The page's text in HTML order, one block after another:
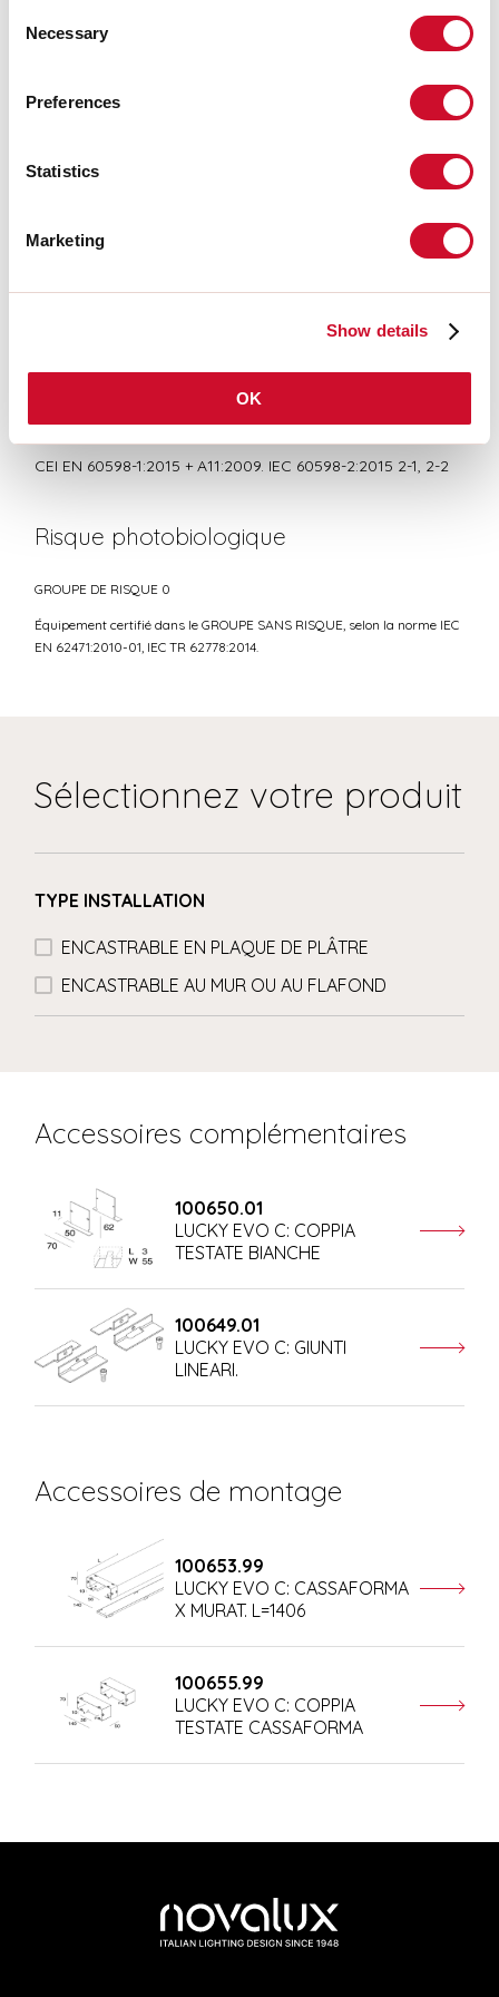
Selection
Necessary
Preferences
Statistics
Marketing
Show details
OK
BIM/CAD
Conformité
CEI EN 60598-1:2015 + A11:2009. IEC 60598-2:2015 2-1, 2-2
Risque photobiologique
GROUPE DE RISQUE 0
Équipement certifié dans le GROUPE SANS RISQUE, selon la norme IEC
EN 62471:2010-01, IEC TR 62778:2014.
Sélectionnez votre produit
TYPE INSTALLATION
ENCASTRABLE EN PLAQUE DE PLÂTRE
ENCASTRABLE AU MUR OU AU FLAFOND
Accessoires complémentaires
100650.01
LUCKY EVO C: COPPIA
TESTATE BIANCHE
100649.01
LUCKY EVO C: GIUNTI
LINEARI.
Accessoires de montage
100653.99
LUCKY EVO C: CASSAFORMA
X MURAT. L=1406
100655.99
LUCKY EVO C: COPPIA
TESTATE CASSAFORMA